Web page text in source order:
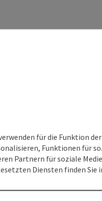
für die Funktion
Funktionen für
Partnern für soziale
Diensten finden Sie